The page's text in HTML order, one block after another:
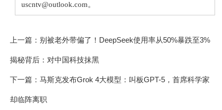
uscntv@outlook.com。
上一篇： 别被老外带偏了！DeepSeek使用率从50%暴跌至3%
揭秘背后：对中国科技抹黑
下一篇： 马斯克发布Grok 4大模型：叫板GPT-5，首席科学家
却临阵离职